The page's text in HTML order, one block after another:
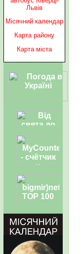
Львів
Місячний календар
Карта району
Карта міста